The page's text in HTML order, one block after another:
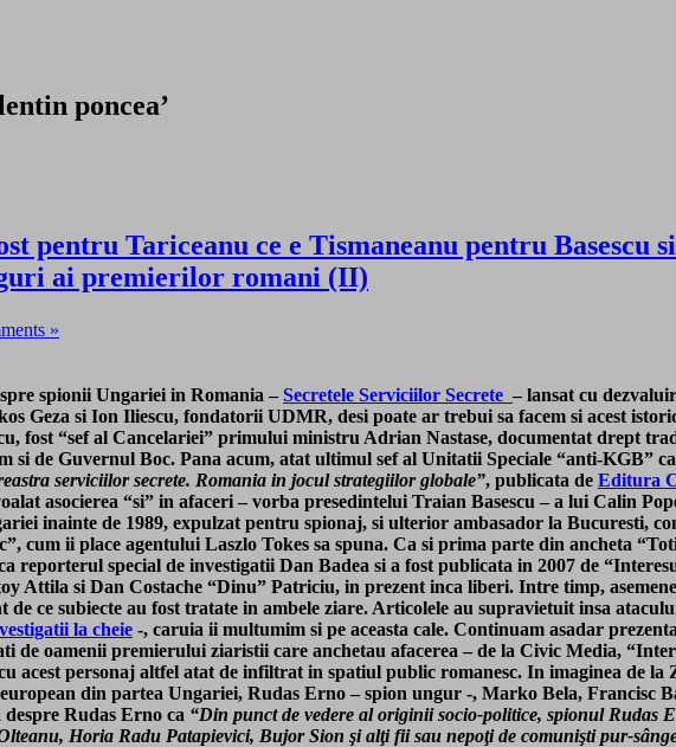
poncea’
pentru Tariceanu ce e Tismaneanu pentru Basescu
ai premierilor romani (II)
»
spionii Ungariei in Romania – Secretele Serviciilor Secrete – lansat cu
Geza si Ion Iliescu, fondatorii UDMR, desi poate ar trebui sa facem si acest
fost “sef al Cancelariei” primului ministru Adrian Nastase, documentat drept
si de Guvernul Boc. Pana acum, atat ultimul sef al Unitatii Speciale “anti-KGB”
serviciilor secrete. Romania in jocul strategiilor globale”, publicata de Editura
asocierea “si” in afaceri – vorba presedintelui Traian Basescu – a lui Calin
inainte de 1989, expulzat pentru spionaj, si ulterior ambasador la Bucuresti,
cum ii place agentului Laszlo Tokes sa spuna. Ca si prima parte din ancheta
reporterul special de investigatii Dan Badea si a fost publicata in 2007 de
Attila si Dan Costache “Dinu” Patriciu, in prezent inca liberi. Intre timp,
ce subiecte au fost tratate in ambele ziare. Articolele au supravietuit insa
la cheie -, caruia ii multumim si pe aceasta cale. Continuam asadar
de oamenii premierului ziaristii care anchetau afacerea – de la Civic Media,
acest personaj altfel atat de infiltrat in spatiul public romanesc. In imaginea de
din partea Ungariei, Rudas Erno – spion ungur -, Marko Bela,
Rudas Erno ca “Din punct de vedere al originii socio-politice, spionul Rudas
Horia Radu Patapievici, Bujor Sion şi alţi fii sau nepoţi de comunişti pur-